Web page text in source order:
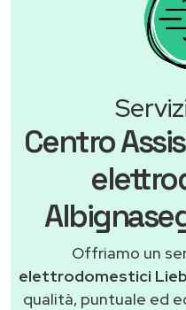
Centro
Offriamo un
elettrodomestici
qualità, puntuale ed